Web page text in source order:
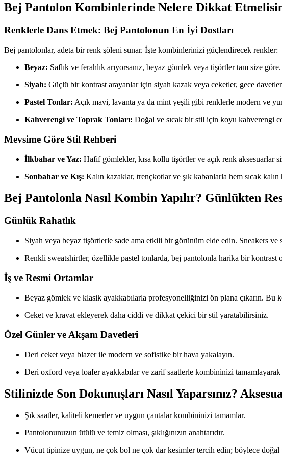
Bej Pantolon Kombinlerinde Nelere Dikkat
Renklerle Dans Etmek: Bej Pantolonun En İyi Dostları
Bej pantolonlar, adeta bir renk şöleni sunar. İşte kombinlerinizi güçlendirecek renkler:
Beyaz: Saflık ve ferahlık arıyorsanız, beyaz gömlek veya tişörtler tam size
Siyah: Güçlü bir kontrast arayanlar için siyah kazak veya ceketler, gece
Pastel Tonlar: Açık mavi, lavanta ya da mint yeşili gibi renklerle modern ve
Kahverengi ve Toprak Tonları: Doğal ve sıcak bir stil için koyu kahverengi
Mevsime Göre Stil Rehberi
İlkbahar ve Yaz: Hafif gömlekler, kısa kollu tişörtler ve açık renk aksesuarlar
Sonbahar ve Kış: Kalın kazaklar, trençkotlar ve şık kabanlarla hem sıcak kalın
Bej Pantolonla Nasıl Kombin Yapılır? Günlükten
Günlük Rahatlık
Siyah veya beyaz tişörtlerle sade ama etkili bir görünüm elde edin. Sneakers
Renkli sweatshirtler, özellikle pastel tonlarda, bej pantolonla harika bir kontrast
İş ve Resmi Ortamlar
Beyaz gömlek ve klasik ayakkabılarla profesyonelliğinizi ön plana çıkarın. Bu
Ceket ve kravat ekleyerek daha ciddi ve dikkat çekici bir stil yaratabilirsiniz.
Özel Günler ve Akşam Davetleri
Deri ceket veya blazer ile modern ve sofistike bir hava yakalayın.
Deri oxford veya loafer ayakkabılar ve zarif saatlerle kombininizi tamamlayarak
Stilinizde Son Dokunuşları Nasıl Yaparsınız?
Şık saatler, kaliteli kemerler ve uygun çantalar kombininizi tamamlar.
Pantolonunuzun ütülü ve temiz olması, şıklığınızın anahtarıdır.
Vücut tipinize uygun, ne çok bol ne çok dar kesimler tercih edin; böylece